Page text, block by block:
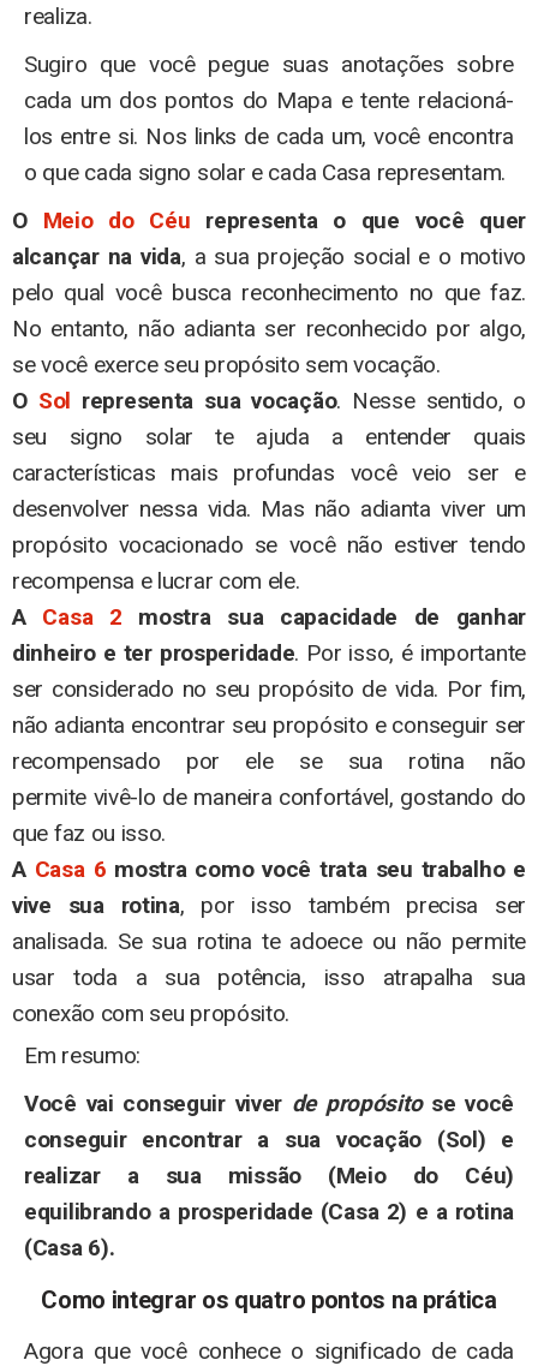
realiza.
Sugiro que você pegue suas anotações sobre
cada um dos pontos do Mapa e tente relacioná-
los entre si. Nos links de cada um, você encontra
o que cada signo solar e cada Casa representam.
O
Meio do Céu representa o que você quer
alcançar na vida, a sua projeção social e o motivo
pelo qual você busca reconhecimento no que faz.
No entanto, não adianta ser reconhecido por algo,
se você exerce seu propósito sem vocação.
O Sol representa sua vocação. Nesse sentido, o
seu signo solar te ajuda a entender quais
características mais profundas você veio ser e
desenvolver nessa vida. Mas não adianta viver um
propósito vocacionado se você não estiver tendo
recompensa e lucrar com ele.
A
Casa 2 mostra sua capacidade de ganhar
dinheiro e ter prosperidade. Por isso, é importante
ser considerado no seu propósito de vida. Por fim,
não adianta encontrar seu propósito e conseguir ser
recompensado por ele se sua rotina não
permite vivê-lo de maneira confortável, gostando do
que faz ou isso.
A Casa 6 mostra como você trata seu trabalho e
vive sua rotina, por isso também precisa ser
analisada. Se sua rotina te adoece ou não permite
usar toda a sua potência, isso atrapalha sua
conexão com seu propósito.
Em resumo:
Você vai conseguir viver de propósitose você
conseguir encontrar a sua vocação (Sol) e
realizar a sua missão (Meio do Céu)
equilibrando a prosperidade (Casa 2) e a rotina
(Casa 6).
Como integrar os quatro pontos na prática
Agora que você conhece o significado de cada